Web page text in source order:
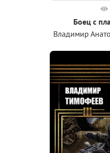
Боец с
Владимир